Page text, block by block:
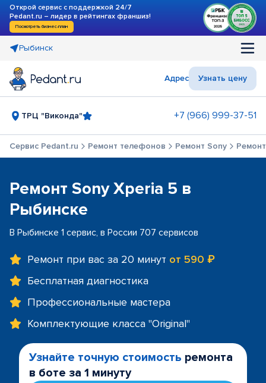
Открой сервис с поддержкой 24/7
Pedant.ru – лидер в рейтингах франшиз!
Посмотреть бизнес-план
Рыбинск
Адрес Узнать цену
ТРЦ "Виконда" +7 (966) 999-37-51
Сервис Pedant.ru Ремонт телефонов Ремонт Sony
Ремонт Sony Xperia 5 в
Рыбинске
В Рыбинске 1 сервис, в России 707 сервисов
Ремонт при вас за 20 минут от 590 ₽
Бесплатная диагностика
Профессиональные мастера
Комплектующие класса "Original"
Узнайте точную стоимость ремонта
в боте за 1 минуту